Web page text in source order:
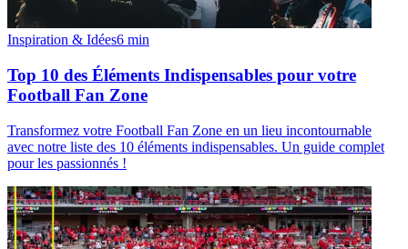
Inspiration & Idées6 min
Top 10 des Éléments Indispensables pour votre
Football Fan Zone
Transformez votre Football Fan Zone en un lieu incontournable
avec notre liste des 10 éléments indispensables. Un guide complet
pour les passionnés !